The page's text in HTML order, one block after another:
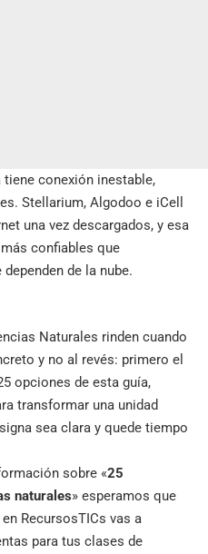
conexión inestable,
Stellarium, Algodoo e iCell
una vez descargados, y esa
confiables que
de la nube.
Naturales rinden cuando
y no al revés: primero el
opciones de esta guía,
transformar una unidad
sea clara y quede tiempo
sobre «25
naturales» esperamos que
RecursosTICs vas a
para tus clases de